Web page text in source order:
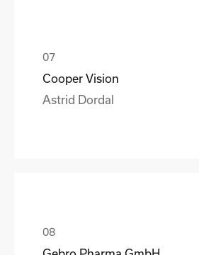
Cooper Vision
Astrid Dordal